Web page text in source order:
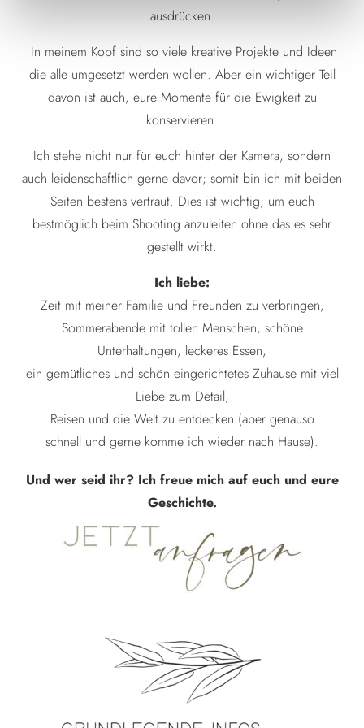
ausdrücken.
In meinem Kopf sind so viele kreative Projekte und Ideen
die alle umgesetzt werden wollen. Aber ein wichtiger Teil
davon ist auch, eure Momente für die Ewigkeit zu
konservieren.
Ich stehe nicht nur für euch hinter der Kamera, sondern
auch leidenschaftlich gerne davor; somit bin ich mit beiden
Seiten bestens vertraut. Dies ist wichtig, um euch
bestmöglich beim Shooting anzuleiten ohne das es sehr
gestellt wirkt.
Ich liebe:
Zeit mit meiner Familie und Freunden zu verbringen,
Sommerabende mit tollen Menschen, schöne
Unterhaltungen, leckeres Essen,
ein gemütliches und schön eingerichtetes Zuhause mit viel
Liebe zum Detail,
Reisen und die Welt zu entdecken (aber genauso
schnell und gerne komme ich wieder nach Hause).
Und wer seid ihr? Ich freue mich auf euch und eure
Geschichte.